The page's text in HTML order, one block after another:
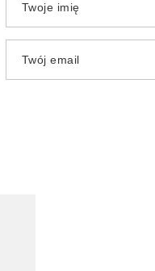
Twoje imię
Twój email